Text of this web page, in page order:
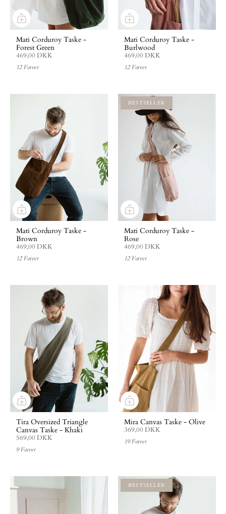
Mati Corduroy Taske -
Forest Green
469,00 DKK
12 Farver
Mati Corduroy Taske -
Burlwood
469,00 DKK
12 Farver
Mati Corduroy Taske -
Brown
469,00 DKK
12 Farver
BESTSELLER
Mati Corduroy Taske -
Rose
469,00 DKK
12 Farver
Tira Oversized Triangle
Canvas Taske - Khaki
569,00 DKK
9 Farver
Mira Canvas Taske - Olive
369,00 DKK
19 Farver
BESTSELLER